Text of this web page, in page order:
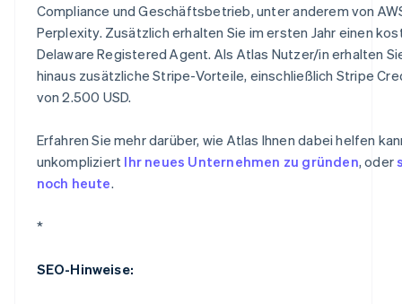
Compliance und Geschäftsbetrieb, unter anderem von
Perplexity. Zusätzlich erhalten Sie im ersten Jahr einen
Delaware Registered Agent. Als Atlas Nutzer/in erhalten
hinaus zusätzliche Stripe-Vorteile, einschließlich Stripe
von 2.500 USD.
Erfahren Sie mehr darüber, wie Atlas Ihnen dabei helfen
unkompliziert Ihr neues Unternehmen zu gründen, oder
noch heute.
*
SEO-Hinweise: